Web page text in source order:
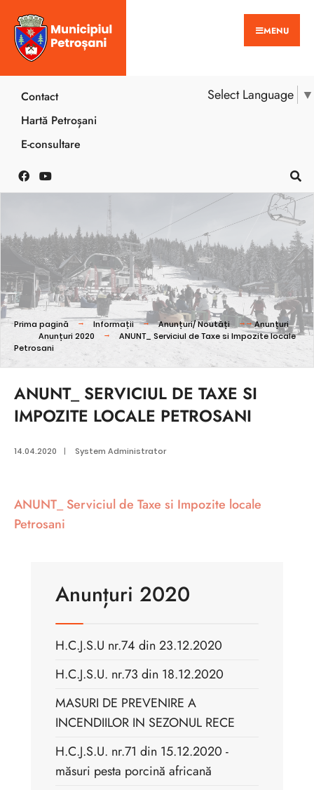
MENU
Select Language ▼
Contact
Hartă Petroșani
E-consultare
Prima pagină Informații Anunțuri/ Noutăți
Anunțuri
Anunțuri 2020
ANUNT_ Serviciul de Taxe si Impozite locale
Petrosani
ANUNT_ SERVICIUL DE TAXE SI
IMPOZITE LOCALE PETROSANI
14.04.2020 | System Administrator
ANUNT_ Serviciul de Taxe si Impozite locale
Petrosani
Anunțuri 2020
H.C.J.S.U nr.74 din 23.12.2020
H.C.J.S.U. nr.73 din 18.12.2020
MASURI DE PREVENIRE A
INCENDIILOR IN SEZONUL RECE
H.C.J.S.U. nr.71 din 15.12.2020 -
măsuri pesta porcină africană